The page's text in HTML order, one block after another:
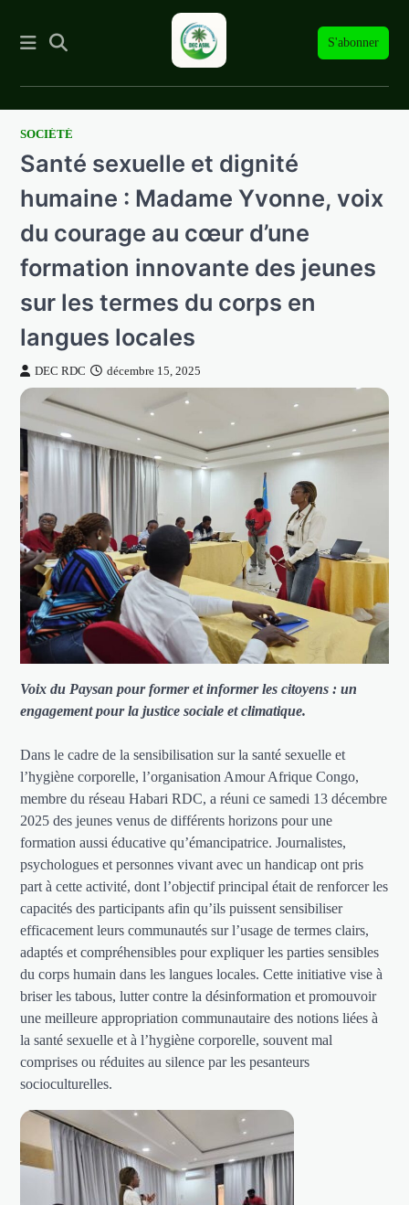
S'abonner
SkipSOCIÉTÉ
Santé sexuelle et dignité
humaine : Madame Yvonne, voix
du courage au cœur d’une
formation innovante des jeunes
sur les termes du corps en
langues locales
DEC RDC décembre 15, 2025
Voix du Paysan pour former et informer les citoyens : un
engagement pour la justice sociale et climatique.
Dans le cadre de la sensibilisation sur la santé sexuelle et
l’hygiène corporelle, l’organisation Amour Afrique Congo,
membre du réseau Habari RDC, a réuni ce samedi 13 décembre
2025 des jeunes venus de différents horizons pour une
formation aussi éducative qu’émancipatrice. Journalistes,
psychologues et personnes vivant avec un handicap ont pris
part à cette activité, dont l’objectif principal était de renforcer les
capacités des participants afin qu’ils puissent sensibiliser
efficacement leurs communautés sur l’usage de termes clairs,
adaptés et compréhensibles pour expliquer les parties sensibles
du corps humain dans les langues locales. Cette initiative vise à
briser les tabous, lutter contre la désinformation et promouvoir
une meilleure appropriation communautaire des notions liées à
la santé sexuelle et à l’hygiène corporelle, souvent mal
comprises ou réduites au silence par les pesanteurs
socioculturelles.